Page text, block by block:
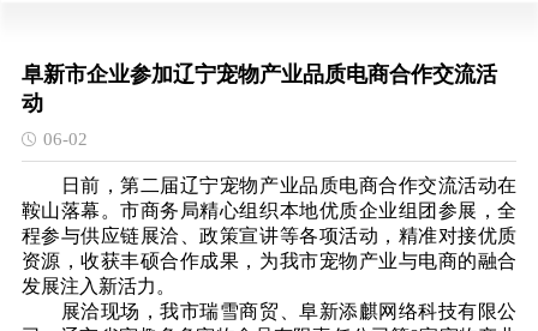
阜新市企业参加辽宁宠物产业品质电商合作交流活
动
06-02
日前，第二届辽宁宠物产业品质电商合作交流活动在
鞍山落幕。市商务局精心组织本地优质企业组团参展，全
程参与供应链展洽、政策宣讲等各项活动，精准对接优质
资源，收获丰硕合作成果，为我市宠物产业与电商的融合
发展注入新活力。
展洽现场，我市瑞雪商贸、阜新添麒网络科技有限公